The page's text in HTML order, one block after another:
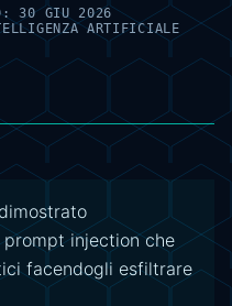
30 GIU 2026
ARTIFICIALE
injection che
facendogli esfiltrare